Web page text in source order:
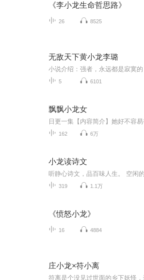
《李小龙生命哲思路》
26 8525
无敌天下黄小龙李璐
5 6101
飘飘小龙女
162 6万
小龙读诗文
319 1.1万
《愤怒小龙》
16 4884
庄小龙×符小离